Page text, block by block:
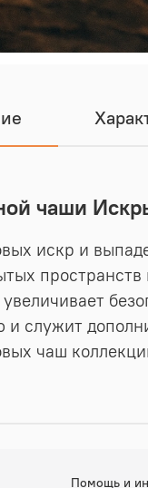
чаши
искр и
пространств
служит
чаш
Помощь и